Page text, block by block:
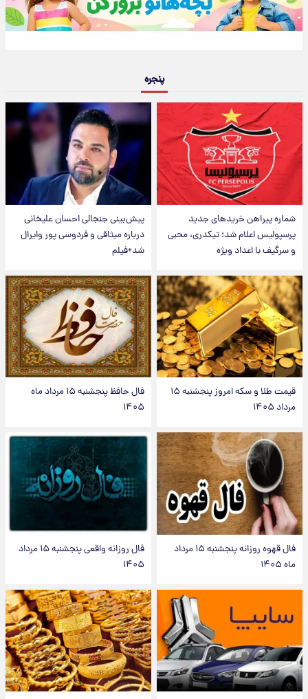
پنجره
شماره پیراهن خریدهای جدید
پرسپولیس اعلام شد؛ تیکدری، محبی
و سرگیف با اعداد ویژه
پیش‌بینی جنجالی احسان علیخانی
درباره میثاقی و فردوسی پور وایرال
شد+فیلم
قیمت طلا و سکه امروز پنجشنبه ۱۵
مرداد ۱۴۰۵
فال حافظ پنجشنبه ۱۵ مرداد ماه
۱۴۰۵
فال قهوه روزانه پنجشنبه ۱۵ مرداد
ماه ۱۴۰۵
فال روزانه واقعی پنجشنبه ۱۵ مرداد
۱۴۰۵